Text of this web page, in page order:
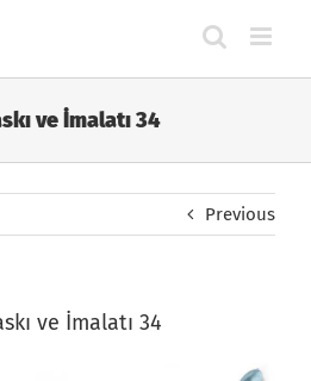
ve İmalatı 34
Previous
ve İmalatı 34